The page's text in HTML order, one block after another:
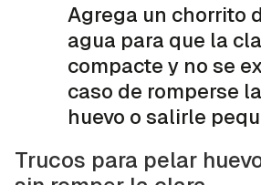
Agrega un chorrito
agua para que la
compacte y no se
caso de romperse
huevo o salirle
Trucos para pelar